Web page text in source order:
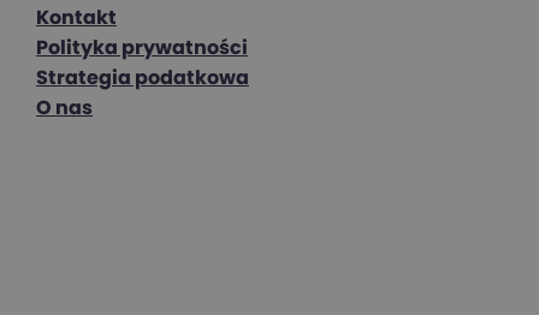
Kontakt
Polityka prywatności
Strategia podatkowa
O nas